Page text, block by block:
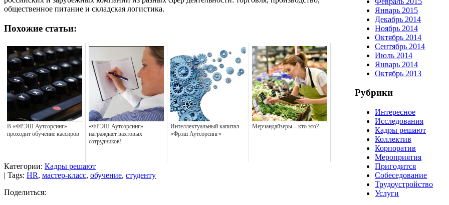
общественное питание и складская логистика.
Похожие статьи:
В «ФРЭШ Аутсорсинг»
проходит обучение кассиров
«ФРЭШ Аутсорсинг»
награждает вахтовых
сотрудников!
Интеллектуальный капитал
«Фрэш Аутсорсинг»
Мерчандайзеры – кто это?
Категории: Кадры решают
| Tags: HR, мастер-класс, обучение, студенту
Поделиться:
Январь 2015
Декабрь 2014
Ноябрь 2014
Октябрь 2014
Сентябрь 2014
Июль 2014
Январь 2014
Октябрь 2013
Рубрики
Интересное
Исследования
Кадры решают
Коллектив
Корпоратив
Мероприятия
Пригодится
Собеседование
Трудоустройство
Услуги